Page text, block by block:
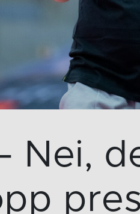
Nei,